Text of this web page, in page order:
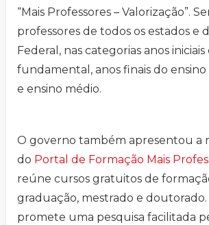
“Mais Professores – Valorização”.
professores de todos os estados e
Federal, nas categorias anos
fundamental, anos finais do
e ensino médio.
O governo também apresentou a
do Portal de Formação Mais
reúne cursos gratuitos de
graduação, mestrado e doutorado.
promete uma pesquisa facilitada